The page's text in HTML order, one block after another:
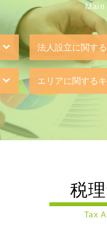
Main
法人設立に関す
企業 の 資金調達
事業計画書 とは
個人事業主 法人化
定款 変更 登記
法人設立届出書 添
事業計画書 書き方
法人化 タイミング
エリアに関する
遺言書作成 大田区
遺言書作成 世田谷
遺言書作成 横浜市
節税対策 大田区 税
節税対策 神奈川県
税務相談 世田谷区
税
Tax